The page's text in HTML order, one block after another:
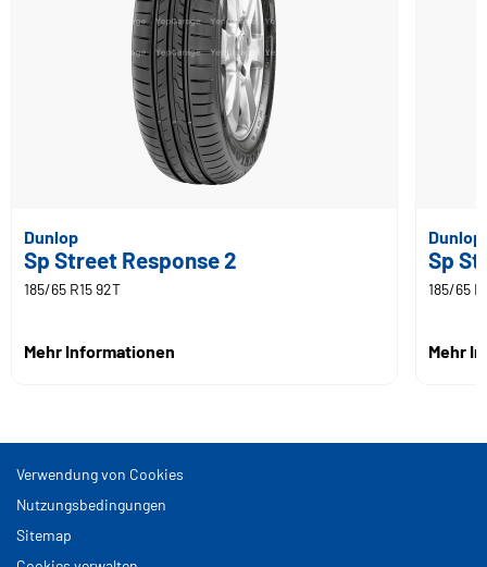
Dunlop
Sp Street Response 2
185/65 R15 92T
Mehr Informationen
Dunlop
Sp
185/65
Mehr
Verwendung von Cookies
Nutzungsbedingungen
Sitemap